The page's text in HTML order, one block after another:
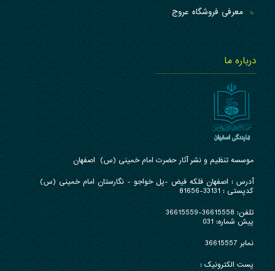
معرفی فروشگاه عروج
درباره ما
موسسه تنظیم و نشر آثار حضرت امام خمینی (س) اصفهان
آدرس : اصفهان فلکه فیض -پل خواجو - نگارستان امام خمینی (س)
کدپستی : 33131-81656
تلفن: 36615558-36615559
پیش شماره: 031
نمابر 36615557
پست الکترونیک :